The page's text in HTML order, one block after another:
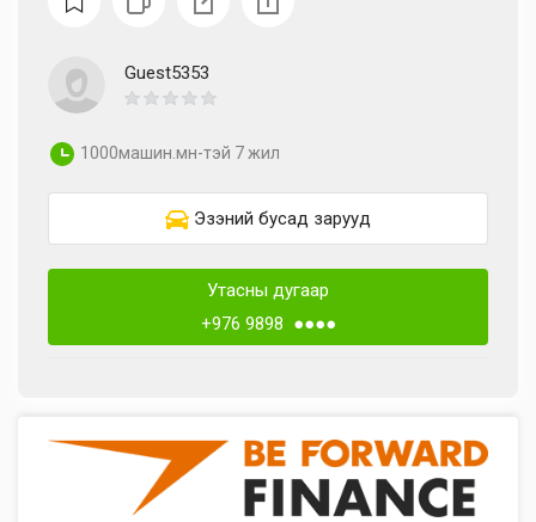
Guest5353
1000машин.мн-тэй 7 жил
Эзэний бусад зарууд
Утасны дугаар
+976 9898 ●●●●